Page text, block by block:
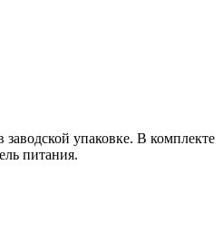
упаковке. В комплекте
питания.